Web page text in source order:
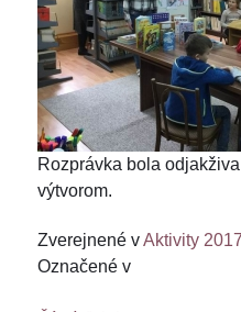
Rozprávka bola
výtvorom.
Zverejnené vAktivity
Označené v